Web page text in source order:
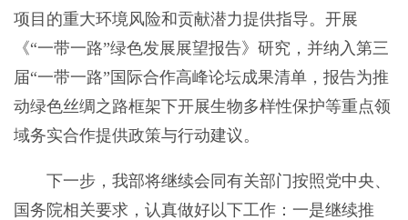
项目的重大环境风险和贡献潜力提供指导。开展
《“一带一路”绿色发展展望报告》研究，并纳入第三
届“一带一路”国际合作高峰论坛成果清单，报告为推
动绿色丝绸之路框架下开展生物多样性保护等重点领
域务实合作提供政策与行动建议。
下一步，我部将继续会同有关部门按照党中央、
国务院相关要求，认真做好以下工作：一是继续推